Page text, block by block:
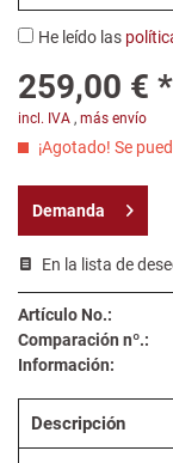
He leído las
259,00 € *
incl. IVA , más envío
¡Agotado! Se
Demanda
En la lista de
Artículo No.:
Comparación nº.:
Información:
Descripción